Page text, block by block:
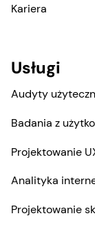
Kariera
Usługi
Audyty
Badania z
Projektowanie
Analityka
Projektowanie